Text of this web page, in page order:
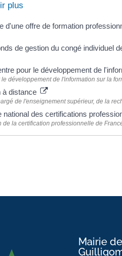
plus
d'une offre de formation
de gestion du congé individuel
pour le développement de
développement de l'information sur la
à distance
de l'enseignement supérieur, de la
national des certifications
de la certification professionnelle de
Mairie de